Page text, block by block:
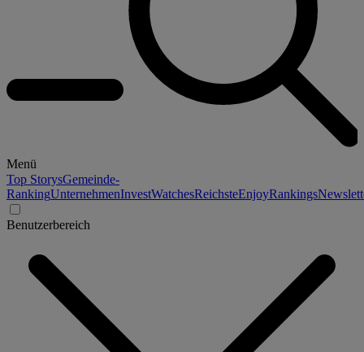
Menü
Top StorysGemeinde-
RankingUnternehmenInvestWatchesReichsteEnjoyRankings
Benutzerbereich